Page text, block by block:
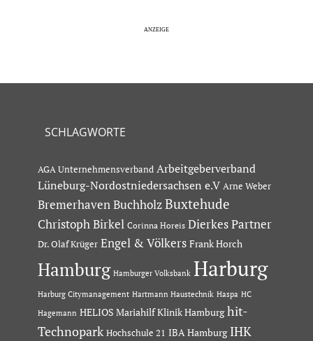
SCHLAGWORTE
AGA Unternehmensverband Arbeitgeberverband
Lüneburg-Nordostniedersachsen e.V Arne Weber
Bremerhaven Buchholz Buxtehude
Christoph Birkel Corinna Horeis Dierkes Partner
Dr. Olaf Krüger Engel & Völkers Frank Horch
Hamburg Hamburger Volksbank Harburg
Harburg Citymanagement Hartmann Haustechnik Haspa HC
Hagemann HELIOS Mariahilf Klinik Hamburg hit-
Technopark Hochschule 21 IBA Hamburg IHK